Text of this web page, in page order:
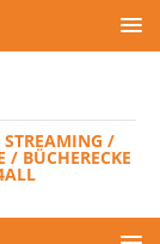
/
/ BÜCHERECKE